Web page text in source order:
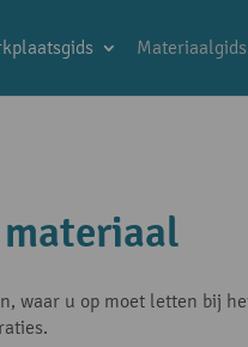
Materiaalgids
waar u op moet letten bij